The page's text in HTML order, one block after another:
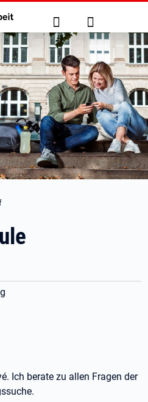
Suche Anmelden
Ich berate zu allen Fragen der